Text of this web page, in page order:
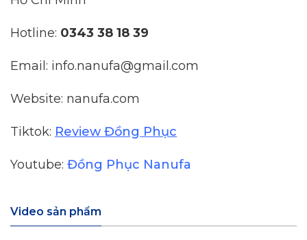
Hotline: 0343 38 18 39
Email: info.nanufa@gmail.com
Website: nanufa.com
Tiktok: Review Đồng Phục
Youtube: Đồng Phục Nanufa
Video sản phẩm